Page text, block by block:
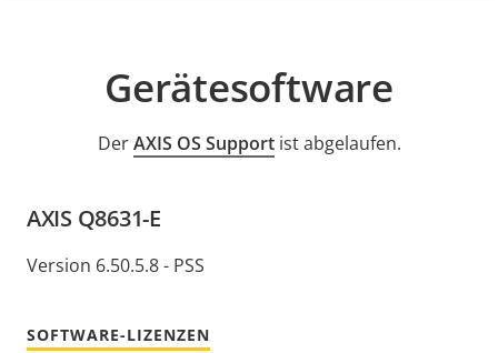
Gerätesoftware
DerAXIS OS Supportist abgelaufen.
AXIS Q8631-E
Version 6.50.5.8 - PSS
SOFTWARE-LIZENZEN